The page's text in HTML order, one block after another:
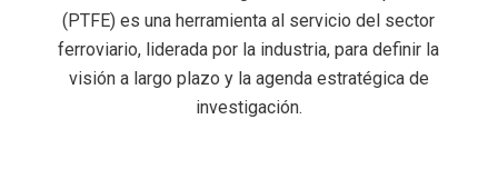
(PTFE) es una herramienta al servicio del sector
ferroviario, liderada por la industria, para definir la
visión a largo plazo y la agenda estratégica de
investigación.